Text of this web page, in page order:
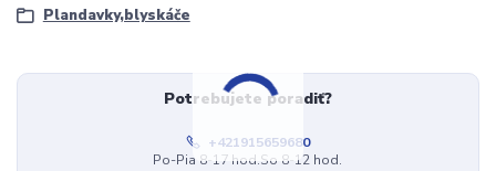
Plandavky,blyskáče
Potrebujete poradiť?
+421915659680
Po-Pia 8-17 hod.So 8-12 hod.